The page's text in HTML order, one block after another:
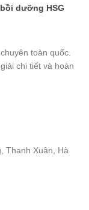
dưỡng HSG
toàn quốc.
chi tiết và hoàn
Thanh Xuân, Hà